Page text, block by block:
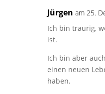
Jürgen am 25.
Ich bin traurig,
ist.
Ich bin aber
einen neuen
haben.